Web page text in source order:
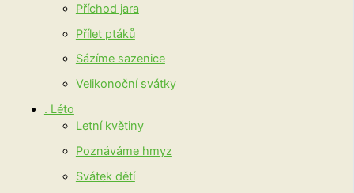
Příchod jara
Přílet ptáků
Sázíme sazenice
Velikonoční svátky
. Léto
Letní květiny
Poznáváme hmyz
Svátek dětí